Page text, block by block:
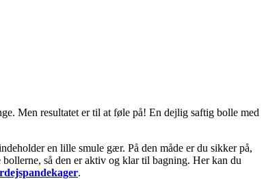
Men resultatet er til at føle på! En dejlig saftig bolle med
en lille smule gær. På den måde er du sikker på,
så den er aktiv og klar til bagning. Her kan du
.